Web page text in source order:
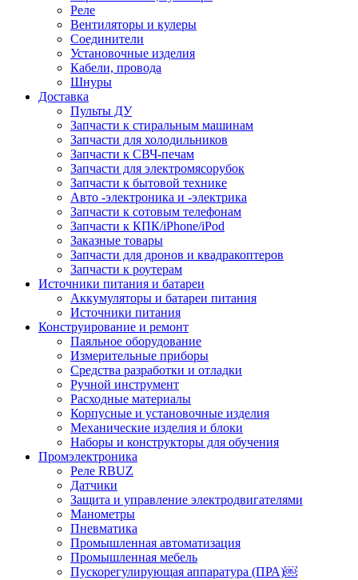
Реле
Вентиляторы и кулеры
Соединители
Установочные изделия
Кабели, провода
Шнуры
Доставка
Пульты ДУ
Запчасти к стиральным машинам
Запчасти для холодильников
Запчасти к СВЧ-печам
Запчасти для электромясорубок
Запчасти к бытовой технике
Авто -электроника и -электрика
Запчасти к сотовым телефонам
Запчасти к КПК/iPhone/iPod
Заказные товары
Запчасти для дронов и квадракоптеров
Запчасти к роутерам
Источники питания и батареи
Аккумуляторы и батареи питания
Источники питания
Конструирование и ремонт
Паяльное оборудование
Измерительные приборы
Средства разработки и отладки
Ручной инструмент
Расходные материалы
Корпусные и установочные изделия
Механические изделия и блоки
Наборы и конструкторы для обучения
Промэлектроника
Реле RBUZ
Датчики
Защита и управление электродвигателями
Манометры
Пневматика
Промышленная автоматизация
Промышленная мебель
Пускорегулирующая аппаратура (ПРА)￼